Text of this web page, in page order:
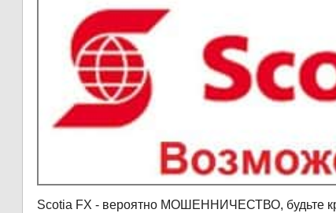
Scotia FX - вероятно МОШЕННИЧЕСТВО, будьте